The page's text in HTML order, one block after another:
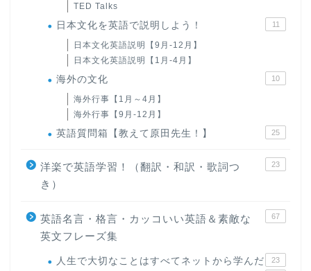
TED Talks
日本文化を英語で説明しよう！ 11
日本文化英語説明【9月-12月】
日本文化英語説明【1月-4月】
海外の文化 10
海外行事【1月～4月】
海外行事【9月-12月】
英語質問箱【教えて原田先生！】 25
洋楽で英語学習！（翻訳・和訳・歌詞つ
き）
23
英語名言・格言・カッコいい英語＆素敵な
英文フレーズ集
67
人生で大切なことはすべてネットから学んだ 23